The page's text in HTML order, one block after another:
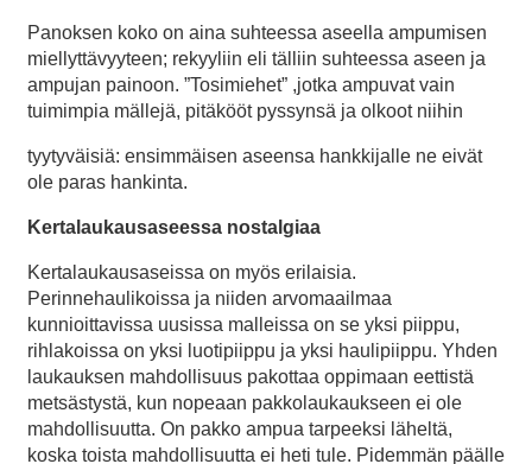
Panoksen koko on aina suhteessa aseella ampumisen
miellyttävyyteen; rekyyliin eli tälliin suhteessa aseen ja
ampujan painoon. ”Tosimiehet” ,jotka ampuvat vain
tuimimpia mällejä, pitäkööt pyssynsä ja olkoot niihin
tyytyväisiä: ensimmäisen aseensa hankkijalle ne eivät
ole paras hankinta.
Kertalaukausaseessa nostalgiaa
Kertalaukausaseissa on myös erilaisia.
Perinnehaulikoissa ja niiden arvomaailmaa
kunnioittavissa uusissa malleissa on se yksi piippu,
rihlakoissa on yksi luotipiippu ja yksi haulipiippu. Yhden
laukauksen mahdollisuus pakottaa oppimaan eettistä
metsästystä, kun nopeaan pakkolaukaukseen ei ole
mahdollisuutta. On pakko ampua tarpeeksi läheltä,
koska toista mahdollisuutta ei heti tule. Pidemmän päälle